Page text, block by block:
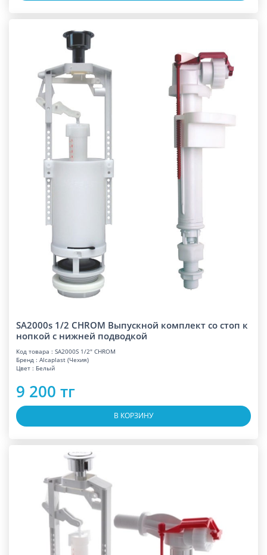
SA2000s 1/2 CHROM Выпускной комплект со стоп к
нопкой с нижней подводкой
Код товара : SA2000S 1/2" CHROM
Бренд : Alcaplast (Чехия)
Цвет : Белый
9 200 тг
В КОРЗИНУ